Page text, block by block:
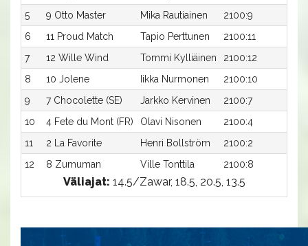
5
9 Otto Master Mika Rautiainen 2100:9
6
11 Proud Match Tapio Perttunen 2100:11
7
12 Wille Wind Tommi Kylliäinen 2100:12
8
10 Jolene Iikka Nurmonen 2100:10
9
7 Chocolette (SE) Jarkko Kervinen 2100:7
10
4 Fete du Mont (FR) Olavi Nisonen 2100:4
11
2 La Favorite Henri Bollström 2100:2
12
8 Zumuman Ville Tonttila 2100:8
Väliajat: 14.5/Zawar, 18.5, 20.5, 13.5